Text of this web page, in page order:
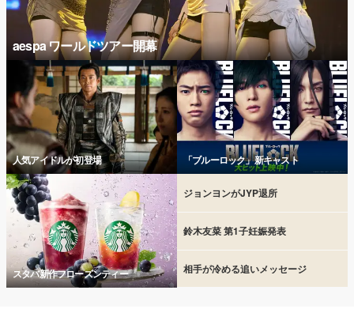
aespa ワールドツアー開幕
人気アイドルが初登場 「ブルーロック」新キャスト
スタバ新作フローズンティー
ジョンヨンがJYP退所
鈴木友菜 第1子妊娠発表
相手が冷める追いメッセージ